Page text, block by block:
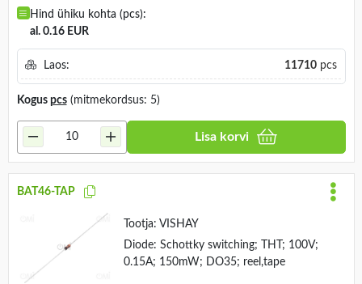
Hind ühiku kohta (pcs):
al. 0.16 EUR
Laos: 11710pcs
Kogus pcs(mitmekordsus: 5)
Lisa korvi
BAT46-TAP
Tootja: VISHAY
Diode: Schottky switching; THT; 100V;
0.15A; 150mW; DO35; reel,tape